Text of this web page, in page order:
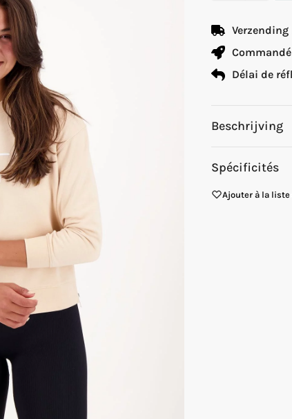
Verzending
Délai de
Beschrijving
Spécificités
Ajouter à la